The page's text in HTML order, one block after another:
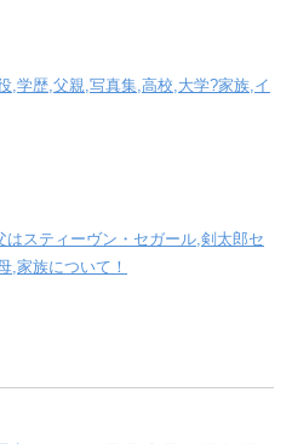
,学歴,父親,写真集,高校,大学?家族,イ
はスティーヴン・セガール,剣太郎セ
,家族について！